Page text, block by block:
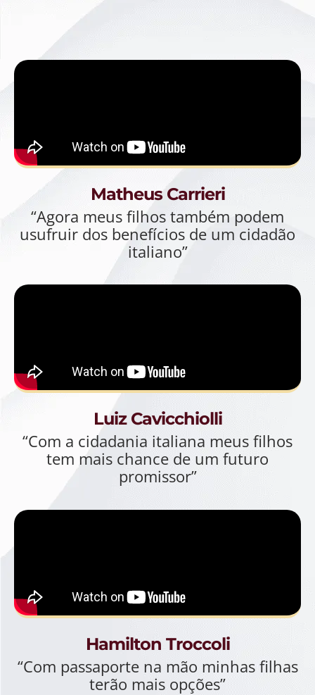
Matheus Carrieri
“Agora meus filhos também podem
usufruir dos benefícios de um cidadão
italiano”
Luiz Cavicchiolli
“Com a cidadania italiana meus filhos
tem mais chance de um futuro
promissor”
Hamilton Troccoli
“Com passaporte na mão minhas filhas
terão mais opções”